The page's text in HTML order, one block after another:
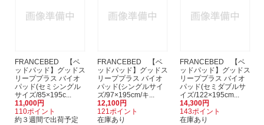
FRANCEBED 【ベ
ッドパッド】グッドス
リーププラス バイオ
パッド(セミシングル
サイズ/85×195c...
11,000円
110ポイント
約３週間で出荷予定
FRANCEBED 【ベ
ッドパッド】グッドス
リーププラス バイオ
パッド(シングルサイ
ズ/97×195cm/キ...
12,100円
121ポイント
在庫あり
FRANCEBED 【ベ
ッドパッド】グッドス
リーププラス バイオ
パッド(セミダブルサ
イズ/122×195cm...
14,300円
143ポイント
在庫あり